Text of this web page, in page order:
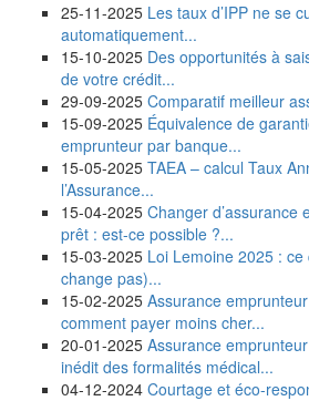
25-11-2025 Les taux d’IPP ne se
automatiquement...
15-10-2025 Des opportunités à
de votre crédit...
29-09-2025 Comparatif meilleur
15-09-2025 Équivalence de
emprunteur par banque...
15-05-2025 TAEA – calcul Taux
l’Assurance...
15-04-2025 Changer d’assurance
prêt : est-ce possible ?...
15-03-2025 Loi Lemoine 2025 :
change pas)...
15-02-2025 Assurance
comment payer moins cher...
20-01-2025 Assurance
inédit des formalités médical...
04-12-2024 Courtage et éco-